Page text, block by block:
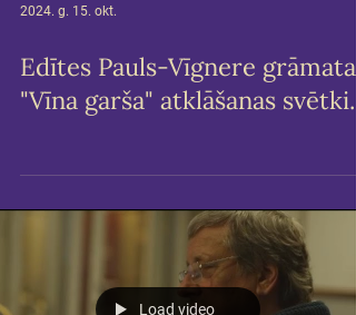
2024. g. 15. okt.
Edītes Pauls-Vīgnere grāmatas